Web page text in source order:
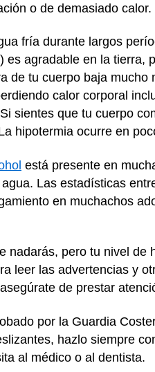
o de demasiado calor.
fría durante largos
es agradable en la
de tu cuerpo baja
calor corporal
sientes que tu cuerpo
hipotermia ocurre en
está presente en
Las estadísticas
en muchachos
nadarás, pero tu nivel
leer las advertencias y
de prestar
por la Guardia
hazlo siempre
al médico o al dentista.